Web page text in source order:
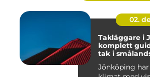
02.
Takläggare i
komplett
tak i
Jönköping